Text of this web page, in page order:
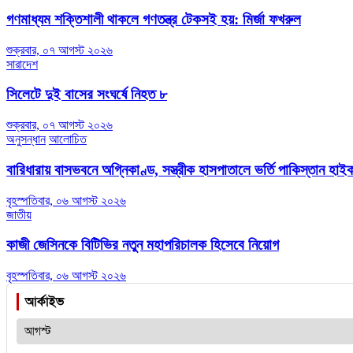
গণমাধ্যম শক্তিশালী থাকলে গণতন্ত্র টেকসই হয়: মির্জা ফখরুল
শুক্রবার, ০৭ আগস্ট ২০২৬
সারাদেশ
সিলেটে দুই বাসের সংঘর্ষে নিহত ৮
শুক্রবার, ০৭ আগস্ট ২০২৬
অনুসন্ধান আলোচিত
বারিধারায় বাসভবনে অগ্নিকাণ্ড, সস্ত্রীক হাসপাতালে ভর্তি পাকিস্তান
বৃহস্পতিবার, ০৬ আগস্ট ২০২৬
জাতীয়
কাজী জেসিনকে বিটিভির নতুন মহাপরিচালক হিসেবে নিয়োগ
বৃহস্পতিবার, ০৬ আগস্ট ২০২৬
আর্কাইভ